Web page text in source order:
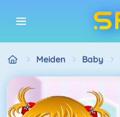
Meiden Baby